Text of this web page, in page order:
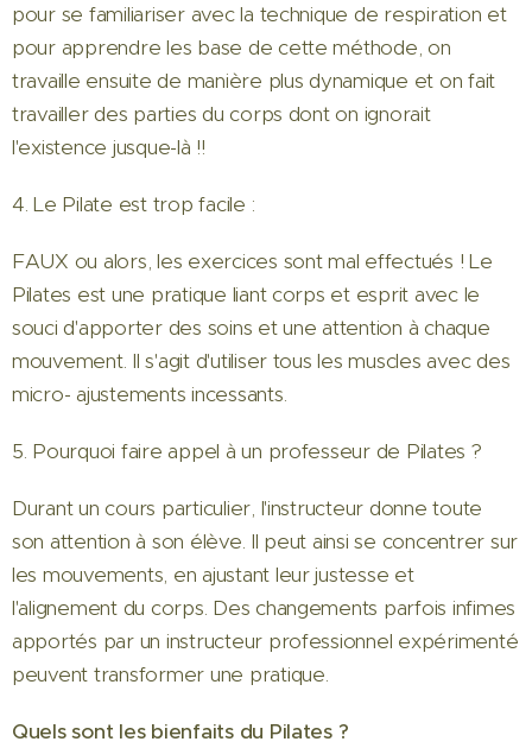
pour se familiariser avec la technique de respiration et
pour apprendre les base de cette méthode, on
travaille ensuite de manière plus dynamique et on fait
travailler des parties du corps dont on ignorait
l'existence jusque-là !!
4. Le Pilate est trop facile :
FAUX ou alors, les exercices sont mal effectués ! Le
Pilates est une pratique liant corps et esprit avec le
souci d'apporter des soins et une attention à chaque
mouvement. Il s'agit d'utiliser tous les muscles avec des
micro- ajustements incessants.
5. Pourquoi faire appel à un professeur de Pilates ?
Durant un cours particulier, l'instructeur donne toute
son attention à son élève. Il peut ainsi se concentrer sur
les mouvements, en ajustant leur justesse et
l'alignement du corps. Des changements parfois infimes
apportés par un instructeur professionnel expérimenté
peuvent transformer une pratique.
Quels sont les bienfaits du Pilates ?